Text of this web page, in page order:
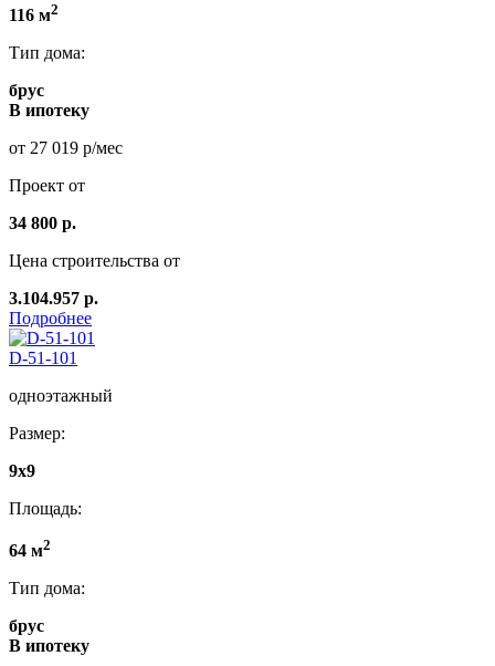
116 м2
Тип дома:
брус
В ипотеку
от 27 019 р/мес
Проект от
34 800 р.
Цена строительства от
3.104.957 р.
Подробнее
D-51-101
одноэтажный
Размер:
9x9
Площадь:
64 м2
Тип дома:
брус
В ипотеку